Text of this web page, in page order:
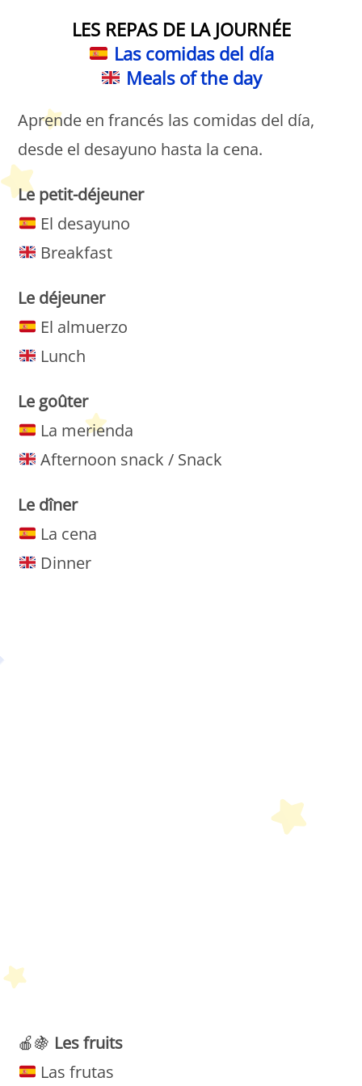
LES REPAS DE LA JOURNÉE
Las comidas del día
Meals of the day
Aprende en francés las comidas del día,
desde el desayuno hasta la cena.
Le petit-déjeuner
El desayuno
Breakfast
Le déjeuner
El almuerzo
Lunch
Le goûter
La merienda
Afternoon snack / Snack
Le dîner
La cena
Dinner
🍎🍇 Les fruits
Las frutas